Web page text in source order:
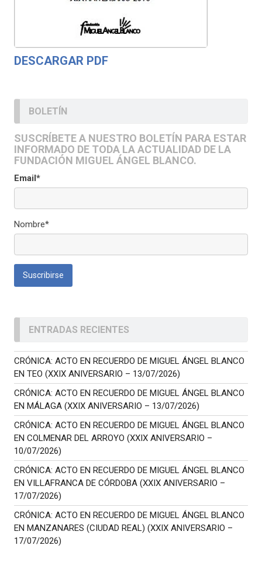
DESCARGAR PDF
BOLETÍN
SUSCRÍBETE A NUESTRO BOLETÍN PARA ESTAR
INFORMADO DE TODA LA ACTUALIDAD DE LA
FUNDACIÓN MIGUEL ÁNGEL BLANCO.
Email*
Nombre*
ENTRADAS RECIENTES
CRÓNICA: ACTO EN RECUERDO DE MIGUEL ÁNGEL BLANCO
EN TEO (XXIX ANIVERSARIO – 13/07/2026)
CRÓNICA: ACTO EN RECUERDO DE MIGUEL ÁNGEL BLANCO
EN MÁLAGA (XXIX ANIVERSARIO – 13/07/2026)
CRÓNICA: ACTO EN RECUERDO DE MIGUEL ÁNGEL BLANCO
EN COLMENAR DEL ARROYO (XXIX ANIVERSARIO –
10/07/2026)
CRÓNICA: ACTO EN RECUERDO DE MIGUEL ÁNGEL BLANCO
EN VILLAFRANCA DE CÓRDOBA (XXIX ANIVERSARIO –
17/07/2026)
CRÓNICA: ACTO EN RECUERDO DE MIGUEL ÁNGEL BLANCO
EN MANZANARES (CIUDAD REAL) (XXIX ANIVERSARIO –
17/07/2026)